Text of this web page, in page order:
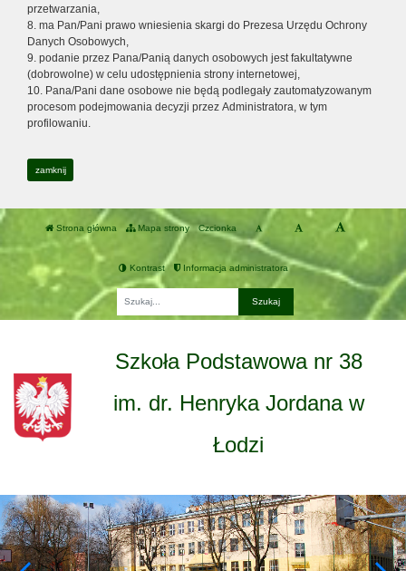
przetwarzania,
8. ma Pan/Pani prawo wniesienia skargi do Prezesa Urzędu Ochrony
Danych Osobowych,
9. podanie przez Pana/Panią danych osobowych jest fakultatywne
(dobrowolne) w celu udostępnienia strony internetowej,
10. Pana/Pani dane osobowe nie będą podlegały zautomatyzowanym
procesom podejmowania decyzji przez Administratora, w tym
profilowaniu.
zamknij
Strona główna Mapa strony Czcionka
Kontrast Informacja administratora
Szkoła Podstawowa nr 38
im. dr. Henryka Jordana w
Łodzi